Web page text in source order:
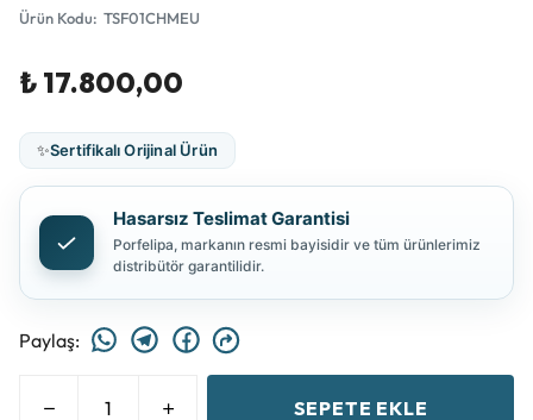
Ürün Kodu: TSF01CHMEU
₺ 17.800,00
✨Sertifikalı Orijinal Ürün
Hasarsız Teslimat Garantisi
Porfelipa, markanın resmi bayisidir ve tüm ürünlerimiz
distribütör garantilidir.
Paylaş:
SEPETE EKLE